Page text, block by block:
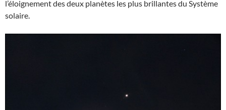
l’éloignement des deux planètes les plus brillantes du Système
solaire.